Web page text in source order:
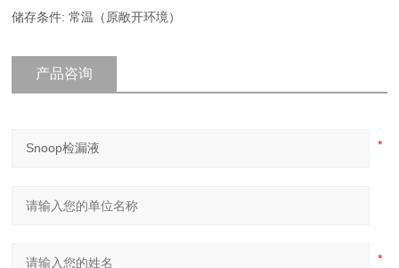
储存条件: 常温（原敞开环境）
产品咨询